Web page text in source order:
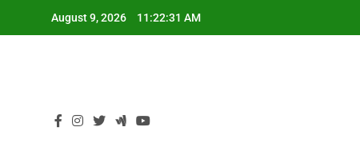
August 9, 2026 11:22:32 AM